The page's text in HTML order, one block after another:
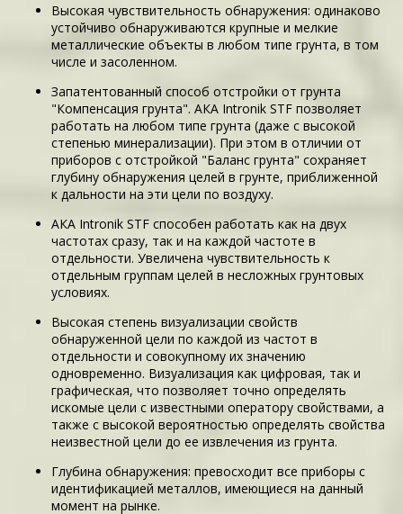
Высокая чувствительность обнаружения: одинаково
устойчиво обнаруживаются крупные и мелкие
металлические объекты в любом типе грунта, в том
числе и засоленном.
Запатентованный способ отстройки от грунта
"Компенсация грунта". АКА Intronik STF позволяет
работать на любом типе грунта (даже с высокой
степенью минерализации). При этом в отличии от
приборов с отстройкой "Баланс грунта" сохраняет
глубину обнаружения целей в грунте, приближенной
к дальности на эти цели по воздуху.
АКА Intronik STF способен работать как на двух
частотах сразу, так и на каждой частоте в
отдельности. Увеличена чувствительность к
отдельным группам целей в несложных грунтовых
условиях.
Высокая степень визуализации свойств
обнаруженной цели по каждой из частот в
отдельности и совокупному их значению
одновременно. Визуализация как цифровая, так и
графическая, что позволяет точно определять
искомые цели с известными оператору свойствами, а
также с высокой вероятностью определять свойства
неизвестной цели до ее извлечения из грунта.
Глубина обнаружения: превосходит все приборы с
идентификацией металлов, имеющиеся на данный
момент на рынке.